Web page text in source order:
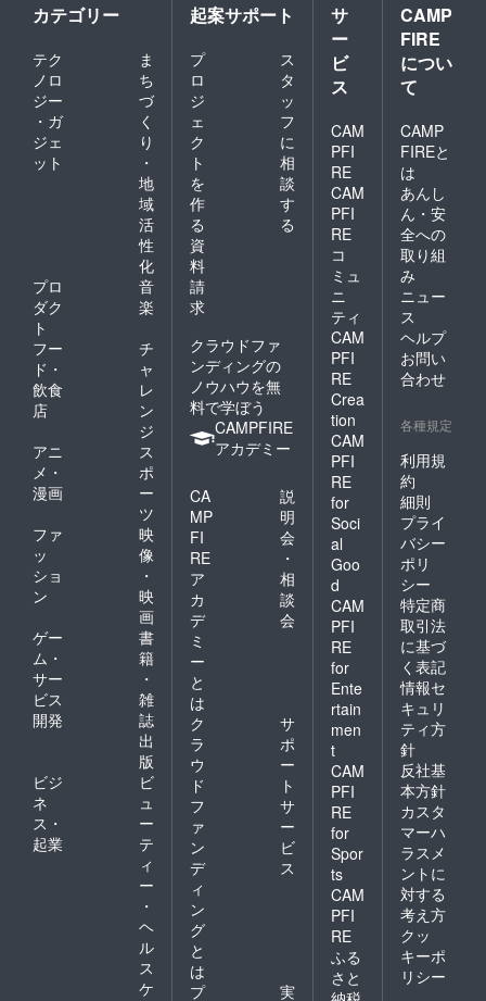
カテゴリー
テク
ノロ
ジー
・ガ
ジェ
ット
ま
ち
づ
く
り
・
地
域
活
性
化
プロ
ダク
ト
音
楽
フー
ド・
飲食
店
チ
ャ
レ
ン
ジ
アニ
メ・
漫画
ス
ポ
ー
ツ
ファ
ッ
ショ
ン
映
像
・
映
画
ゲー
ム・
サー
ビス
開発
書
籍
・
雑
誌
出
版
ビジ
ネ
ス・
起業
ビ
ュ
ー
テ
ィ
ー
・
ヘ
ル
ス
ケ
起案サポート
プ
ロ
ジ
ェ
ク
ト
を
作
る
ス
タ
ッ
フ
に
相
談
す
る
資
料
請
求
クラウドファ
ンディングの
ノウハウを無
料で学ぼう
CAMPFIRE
アカデミー
CA
MP
FI
RE
ア
カ
デ
ミ
ー
と
は
説
明
会
・
相
談
会
ク
ラ
ウ
ド
フ
ァ
ン
デ
ィ
ン
グ
と
は
サ
ポ
ー
ト
サ
ー
ビ
ス
プ
実
サ
ー
ビ
ス
CAM
PFI
RE
CAM
PFI
RE
コ
ミュ
ニ
ティ
CAM
PFI
RE
Crea
tion
CAM
PFI
RE
for
Soci
al
Goo
d
CAM
PFI
RE
for
Ente
rtain
men
t
CAM
PFI
RE
for
Spor
ts
CAM
PFI
RE
ふる
さと
CAMP
FIRE
につい
て
CAMP
FIREと
は
あんし
ん・安
全への
取り組
み
ニュー
ス
ヘルプ
お問い
合わせ
各種規定
利用規
約
細則
プライ
バシー
ポリ
シー
特定商
取引法
に基づ
く表記
情報セ
キュリ
ティ方
針
反社基
本方針
カスタ
マーハ
ラスメ
ントに
対する
考え方
クッ
キーポ
リシー